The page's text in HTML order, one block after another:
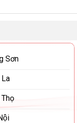
Sơn
Thọ